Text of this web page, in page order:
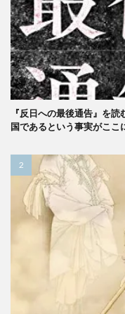
『反日への最後通告』を
国であるという事実がここ